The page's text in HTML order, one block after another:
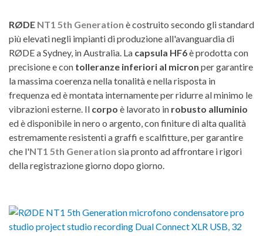
RØDE NT1 5th Generation è costruito secondo gli standard
più elevati negli impianti di produzione all'avanguardia di
RØDE a Sydney, in Australia. La capsula HF6è prodotta con
precisione e con tolleranze inferiori al micron per garantire
la massima coerenza nella tonalità e nella risposta in
frequenza ed è montata internamente per ridurre al minimo le
vibrazioni esterne. Il corpo è lavorato in robusto alluminio
ed è disponibile in nero o argento, con finiture di alta qualità
estremamente resistenti a graffi e scalfitture, per garantire
che l'NT1 5th Generation sia pronto ad affrontare i rigori
della registrazione giorno dopo giorno.